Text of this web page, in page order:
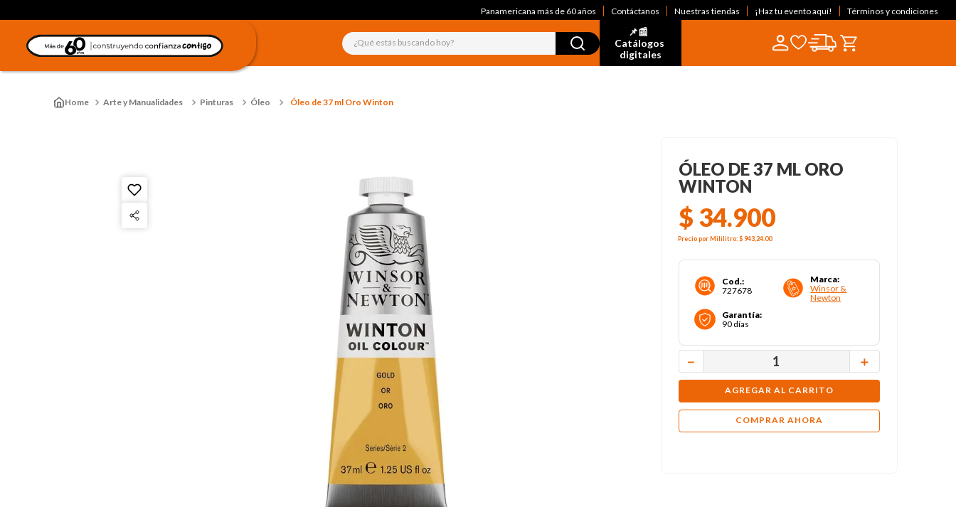
Panamericana más de 60 años Contáctanos Nuestras tiendas ¡Haz tu evento aquí! Términos y condiciones
¿Qué estás buscando hoy?
📌📰
Catálogos
digitales
Arte y Manualidades Pinturas Óleo Óleo de 37 ml Oro Winton
ÓLEO DE 37 ML ORO
WINTON
$ 34.900
Precio porMililitro:$ 943,24.00
Cod.:
727678
Marca:
Winsor &
Newton
Garantía:
90 días
＋
－
AGREGAR AL CARRITO
COMPRAR AHORA